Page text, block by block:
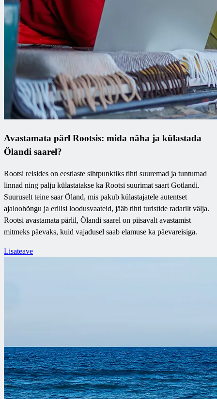
Avastamata pärl Rootsis: mida näha ja külastada
Ölandi saarel?
Rootsi reisides on eestlaste sihtpunktiks tihti suuremad ja tuntumad
linnad ning palju külastatakse ka Rootsi suurimat saart Gotlandi.
Suuruselt teine saar Öland, mis pakub külastajatele autentset
ajaloohõngu ja erilisi loodusvaateid, jääb tihti turistide radarilt välja.
Rootsi avastamata pärlil, Ölandi saarel on piisavalt avastamist
mitmeks päevaks, kuid vajadusel saab elamuse ka päevareisiga.
Lisateave